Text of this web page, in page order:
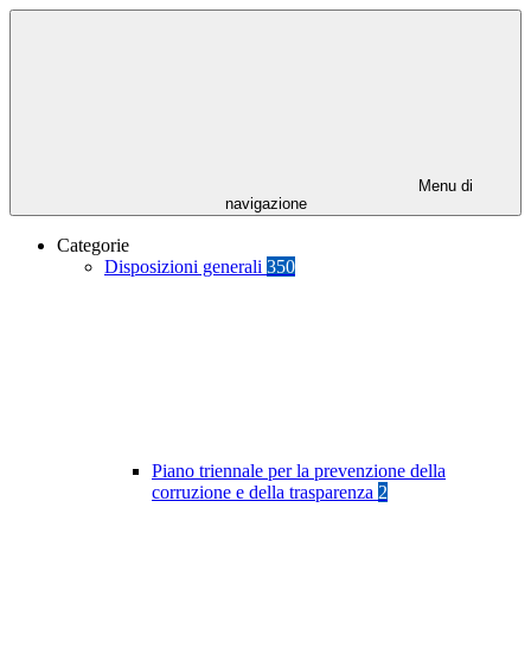
Menu di
navigazione
Categorie
Disposizioni generali 350
Piano triennale per la prevenzione della
corruzione e della trasparenza 2